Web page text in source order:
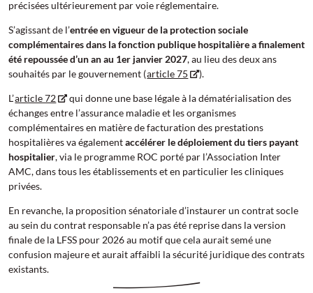
précisées ultérieurement par voie réglementaire.
S’agissant de l’entrée en vigueur de la protection sociale
complémentaires dans la fonction publique hospitalière a finalement
été repoussée d’un an au 1er janvier 2027, au lieu des deux ans
souhaités par le gouvernement (article 75 ).
L’article 72
qui donne une base légale à la dématérialisation des
échanges entre l’assurance maladie et les organismes
complémentaires en matière de facturation des prestations
hospitalières va égalementaccélérer le déploiement du tiers payant
hospitalier, via le programme ROC porté par l’Association Inter
AMC, dans tous les établissements et en particulier les cliniques
privées.
En revanche, la proposition sénatoriale d’instaurer un contrat socle
au sein du contrat responsable n’a pas été reprise dans la version
finale de la LFSS pour 2026 au motif que cela aurait semé une
confusion majeure et aurait affaibli la sécurité juridique des contrats
existants.